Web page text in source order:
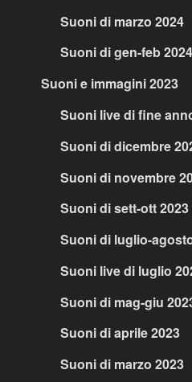
Suoni di marzo 2024
Suoni di gen-feb 2024
Suoni e immagini 2023
Suoni live di fine
Suoni di dicembre
Suoni di novembre
Suoni di sett-ott 2023
Suoni di luglio-
Suoni live di luglio
Suoni di mag-giu
Suoni di aprile 2023
Suoni di marzo 2023